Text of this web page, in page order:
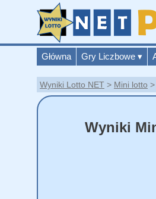
Główna Gry Liczbowe ▾
Wyniki Lotto NET Mini lotto
Wyniki